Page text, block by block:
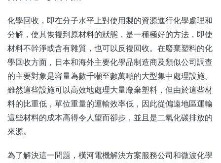
化學回收，即在分子水平上對使用製的資源進行化學處理和
分解，使其恢複到原材料的狀態，是一種極好的方法，即使
材料不幹淨或含有雜質，也可以反複回收。在廢棄塑料的化
學回收方面，日本和海外主要化學品制造商及類似公司調查
的主要對象是容量為數千噸至數萬噸的大型集中處理設施。
雖然這些設施可以高效地處理大量廢棄塑料，但由於這些材
料的比重低，單位重量的運輸效率低，因此從偏遠地區運輸
這些材料的成本高得令人望而卻步，並且是二氧化碳排放的
來源。
為了解決這一問題，橫河電機解決方案服務公司和微波化學